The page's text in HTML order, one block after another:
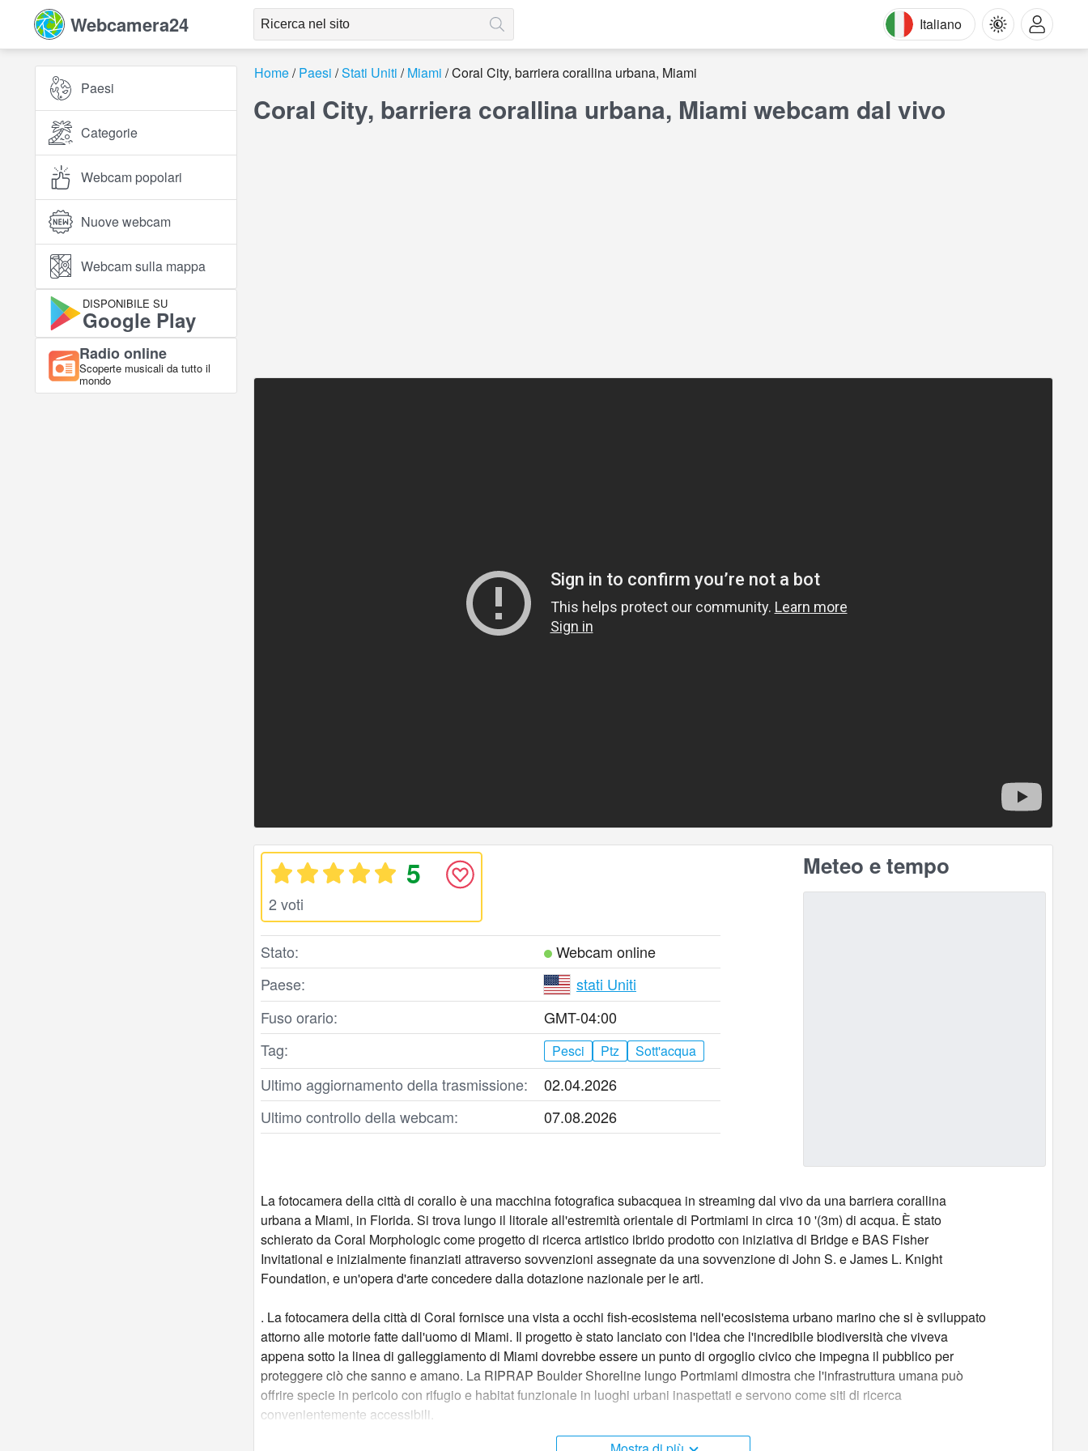
Webcamera24 Italiano
Paesi
Categorie
Webcam popolari
Nuove webcam
Webcam sulla mappa
DISPONIBILE SU
Google Play
Radio online
Scoperte musicali da tutto il
mondo
Home Paesi Stati Uniti Miami Coral City, barriera corallina urbana, Miami
Coral City, barriera corallina urbana, Miami webcam dal vivo
5
2 voti
Stato:
Webcam online
Paese:
stati Uniti
Fuso orario:
GMT-04:00
Tag:
Pesci Ptz Sott'acqua
Ultimo aggiornamento della trasmissione:
02.04.2026
Ultimo controllo della webcam:
07.08.2026
Meteo e tempo
La fotocamera della città di corallo è una macchina fotografica subacquea in streaming dal vivo da una barriera corallina
urbana a Miami, in Florida. Si trova lungo il litorale all'estremità orientale di Portmiami in circa 10 '(3m) di acqua. È stato
schierato da Coral Morphologic come progetto di ricerca artistico ibrido prodotto con iniziativa di Bridge e BAS Fisher
Invitational e inizialmente finanziati attraverso sovvenzioni assegnate da una sovvenzione di John S. e James L. Knight
Foundation, e un'opera d'arte concedere dalla dotazione nazionale per le arti.
. La fotocamera della città di Coral fornisce una vista a occhi fish-ecosistema nell'ecosistema urbano marino che si è sviluppato
attorno alle motorie fatte dall'uomo di Miami. Il progetto è stato lanciato con l'idea che l'incredibile biodiversità che viveva
appena sotto la linea di galleggiamento di Miami dovrebbe essere un punto di orgoglio civico che impegna il pubblico per
proteggere ciò che sanno e amano. La RIPRAP Boulder Shoreline lungo Portmiami dimostra che l'infrastruttura umana può
offrire specie in pericolo con rifugio e habitat funzionale in luoghi urbani inaspettati e servono come siti di ricerca
convenientemente accessibili.